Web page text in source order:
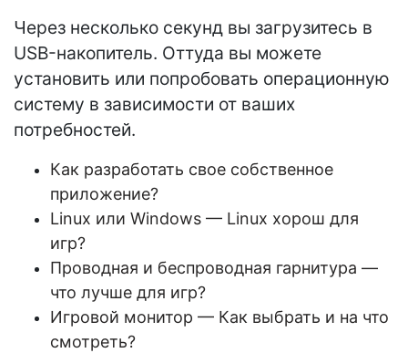
Через несколько секунд вы загрузитесь в
USB-накопитель. Оттуда вы можете
установить или попробовать операционную
систему в зависимости от ваших
потребностей.
Как разработать свое собственное
приложение?
Linux или Windows — Linux хорош для
игр?
Проводная и беспроводная гарнитура —
что лучше для игр?
Игровой монитор — Как выбрать и на что
смотреть?